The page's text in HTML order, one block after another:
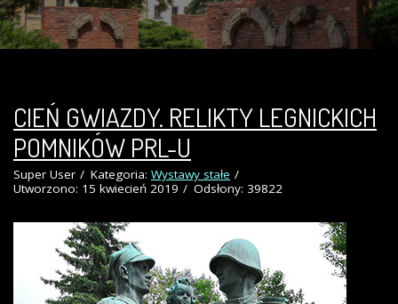
CIEŃ GWIAZDY. RELIKTY LEGNICKICH
POMNIKÓW PRL-U
Super User Kategoria: Wystawy stałe
Utworzono: 15 kwiecień 2019
Odsłony: 39822